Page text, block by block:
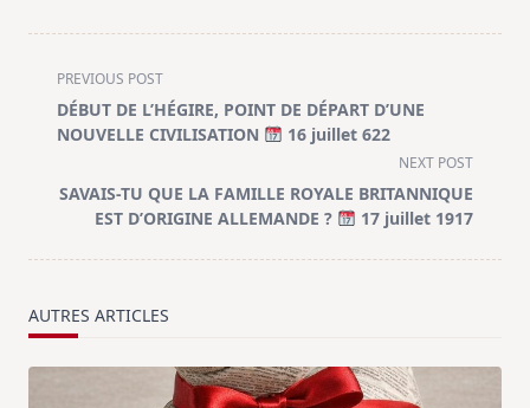
<span
class="nav-
subtitle
reader-
text">Page</span>
PREVIOUS POST
DÉBUT DE L’HÉGIRE, POINT DE DÉPART D’UNE
NOUVELLE CIVILISATION
16 juillet 622
NEXT POST
SAVAIS-TU QUE LA FAMILLE ROYALE BRITANNIQUE
EST D’ORIGINE ALLEMANDE ?
17 juillet 1917
AUTRES ARTICLES